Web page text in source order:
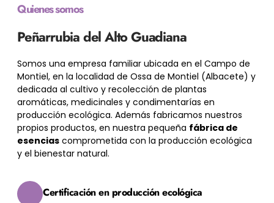
Quienes somos
Peñarrubia del Alto Guadiana
Somos una empresa familiar ubicada en el Campo de
Montiel, en la localidad de Ossa de Montiel (Albacete) y
dedicada al cultivo y recolección de plantas
aromáticas, medicinales y condimentarías en
producción ecológica. Además fabricamos nuestros
propios productos, en nuestra pequeña fábrica de
esencias comprometida con la producción ecológica
y el bienestar natural.
Certificación en producción ecológica